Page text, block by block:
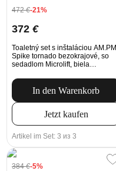
472€-21%
372 €
Toaletný set s inštaláciou AM.PM
Spike tornado bezokrajové, so
sedadlom Microlift, biela
splachovanie
In den Warenkorb
Jetzt kaufen
Artikel im Set: 3 из 3
384€-5%